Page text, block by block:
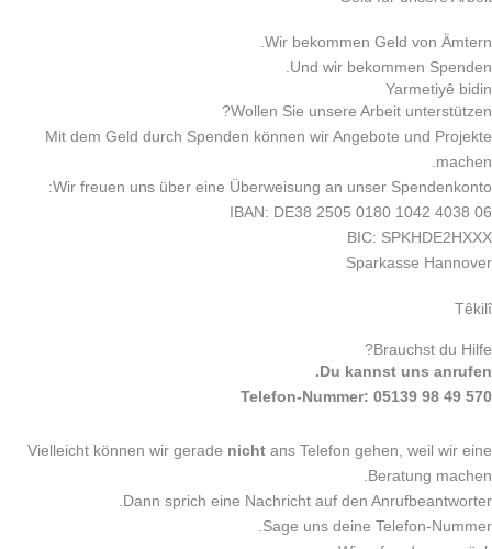
Wir bekommen Geld von Ämtern.
Und wir bekommen Spenden.
Yarmetiyê bidin
Wollen Sie unsere Arbeit unterstützen?
Mit dem Geld durch Spenden können wir Angebote und Projekte
machen.
Wir freuen uns über eine Überweisung an unser Spendenkonto:
IBAN: DE38 2505 0180 1042 4038 06
BIC: SPKHDE2HXXX
Sparkasse Hannover
Têkilî
Brauchst du Hilfe?
Du kannst uns anrufen.
Telefon-Nummer: 05139 98 49 570
Vielleicht können wir gerade nicht ans Telefon gehen, weil wir eine
Beratung machen.
Dann sprich eine Nachricht auf den Anrufbeantworter.
Sage uns deine Telefon-Nummer.